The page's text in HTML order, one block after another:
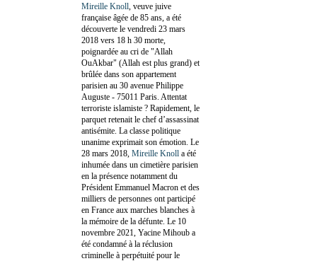
Mireille Knoll , veuve juive
française âgée de 85 ans, a été
découverte le vendredi 23 mars
2018 vers 18 h 30 morte,
poignardée au cri de "Allah
OuAkbar" (Allah est plus grand) et
brûlée dans son appartement
parisien au 30 avenue Philippe
Auguste - 75011 Paris. Attentat
terroriste islamiste ? Rapidement, le
parquet retenait le chef d’assassinat
antisémite. La classe politique
unanime exprimait son émotion. Le
28 mars 2018, Mireille Knoll a été
inhumée dans un cimetière parisien
en la présence notamment du
Président Emmanuel Macron et des
milliers de personnes ont participé
en France aux marches blanches à
la mémoire de la défunte. Le 10
novembre 2021, Yacine Mihoub a
été condamné à la réclusion
criminelle à perpétuité pour le